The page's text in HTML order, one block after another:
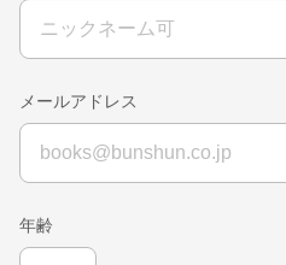
メールアドレス
年齢